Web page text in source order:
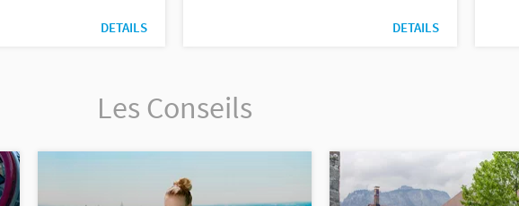
DETAILS DETAILS
Les Conseils